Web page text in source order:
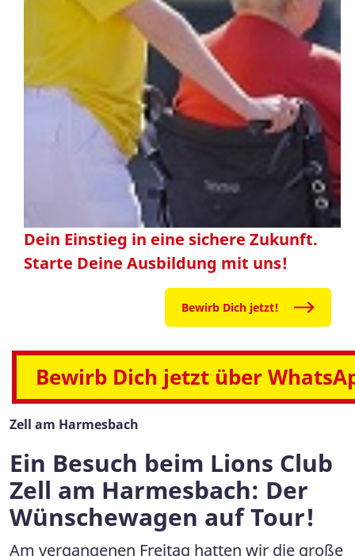
Dein Einstieg in eine sichere Zukunft.
Starte Deine Ausbildung mit uns!
Bewirb Dich jetzt!
Bewirb Dich jetzt über
Zell am Harmesbach
Ein Besuch beim Lions Club
Zell am Harmesbach: Der
Wünschewagen auf Tour!
Am vergangenen Freitag hatten wir die große